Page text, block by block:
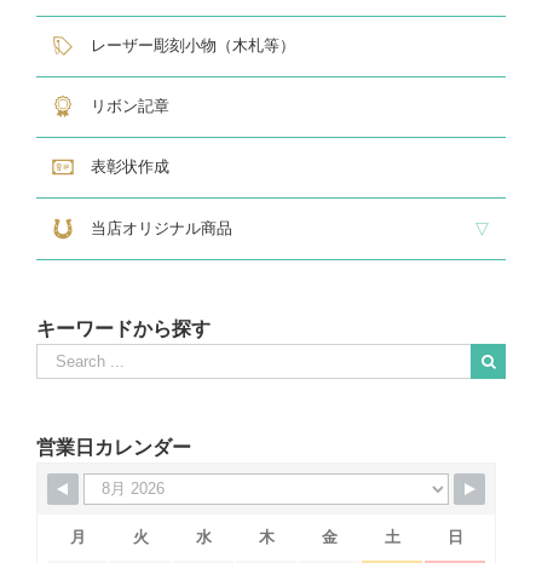
サンドブラスト
レーザー彫刻楯
フルカラーダイレクトプリント
インクジェットプリントエポ
オリジナル木札
レーザー彫刻小物（木札等）
リボン記章
表彰状作成
当店オリジナル商品
キーワードから探す
Search
for:
営業日カレンダー
月 火 水 木 金 土 日